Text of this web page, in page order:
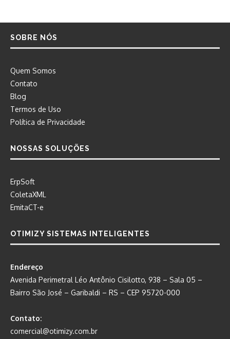
SOBRE NÓS
Quem Somos
Contato
Blog
Termos de Uso
Política de Privacidade
NOSSAS SOLUÇÕES
ErpSoft
ColetaXML
EmitaCT-e
OTIMIZY SISTEMAS INTELIGENTES
Endereço
Avenida Perimetral Léo Antônio Cisilotto, 938 – Sala 05 –
Bairro São José – Garibaldi – RS – CEP 95720-000
Contato:
comercial@otimizy.com.br